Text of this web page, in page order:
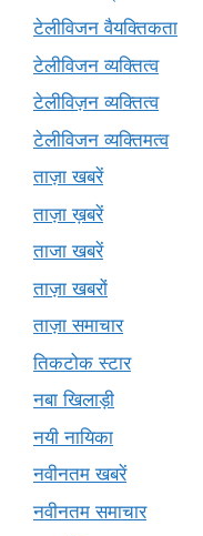
टेलीविजन वैयक्तिकता
टेलीविजन व्यक्तित्व
टेलीविज़न व्यक्तित्व
टेलीविजन व्यक्तिमत्व
ताज़ा खबरें
ताज़ा ख़बरें
ताजा खबरें
ताज़ा खबरों
ताज़ा समाचार
तिकटोक स्टार
नबा खिलाड़ी
नयी नायिका
नवीनतम खबरें
नवीनतम समाचार